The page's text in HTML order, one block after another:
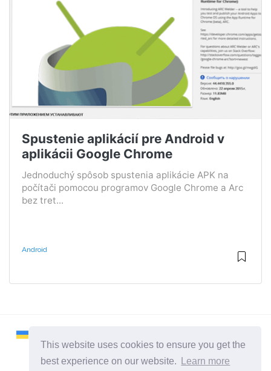
This website uses cookies to ensure you get the
best experience on our website.
Learn more
Spustenie aplikácií pre Android v
aplikácii Google Chrome
Jednoduchý spôsob spustenia aplikácie APK na
počítači pomocou programov Google Chrome a Arc
bez tret...
Android